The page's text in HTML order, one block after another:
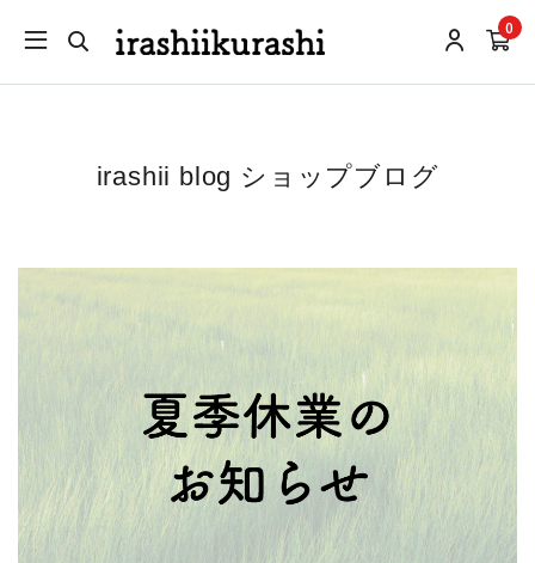
0
irashii blog ショップブログ